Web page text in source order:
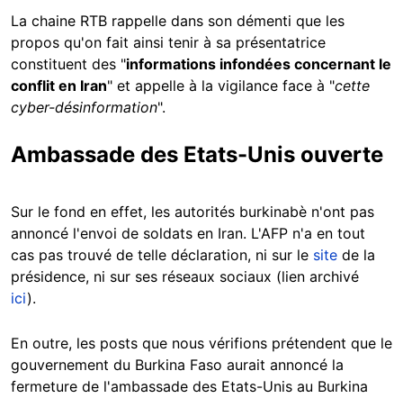
La chaine RTB rappelle dans son démenti que les
propos qu'on fait ainsi tenir à sa présentatrice
constituent des "informations infondées concernant le
conflit en Iran" et appelle à la vigilance face à "cette
cyber-désinformation".
Ambassade des Etats-Unis ouverte
Sur le fond en effet, les autorités burkinabè n'ont pas
annoncé l'envoi de soldats en Iran. L'AFP n'a en tout
cas pas trouvé de telle déclaration, ni sur le site de la
présidence, ni sur ses réseaux sociaux (lien archivé
ici).
En outre, les posts que nous vérifions prétendent que le
gouvernement du Burkina Faso aurait annoncé la
fermeture de l'ambassade des Etats-Unis au Burkina